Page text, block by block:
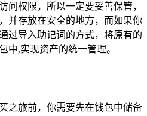
问权限，所以一定要妥善保管，
并存放在安全的地方，而如果你
过导入助记词的方式，将原有的
中,实现资产的统一管理。
之旅前，你需要先在钱包中储备